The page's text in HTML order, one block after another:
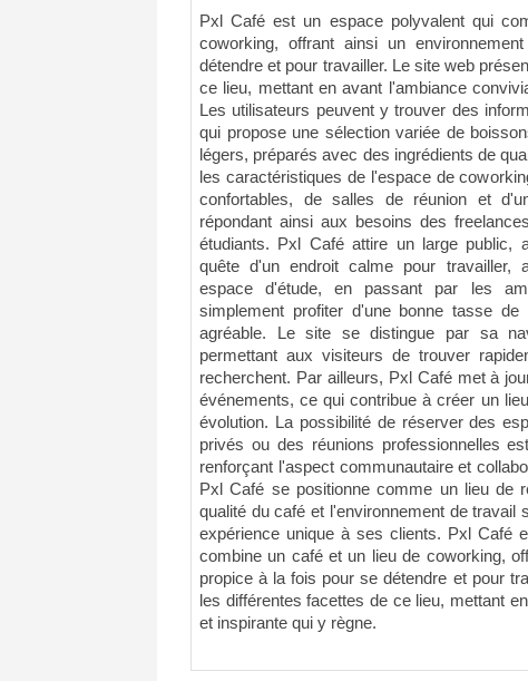
Pxl Café est un espace polyvalent qui
coworking, offrant ainsi un
détendre et pour travailler. Le site web
ce lieu, mettant en avant l'ambiance
Les utilisateurs peuvent y trouver des
qui propose une sélection variée de
légers, préparés avec des ingrédients de
les caractéristiques de l'espace de
confortables, de salles de réunion et
répondant ainsi aux besoins des
étudiants. Pxl Café attire un large public,
quête d'un endroit calme pour travailler,
espace d'étude, en passant par les
simplement profiter d'une bonne tasse
agréable. Le site se distingue par sa
permettant aux visiteurs de trouver
recherchent. Par ailleurs, Pxl Café met à
événements, ce qui contribue à créer un
évolution. La possibilité de réserver des
privés ou des réunions professionnelles
renforçant l'aspect communautaire et
Pxl Café se positionne comme un lieu de
qualité du café et l'environnement de travail
expérience unique à ses clients. Pxl Café
combine un café et un lieu de coworking,
propice à la fois pour se détendre et pour
les différentes facettes de ce lieu, mettant
et inspirante qui y règne.